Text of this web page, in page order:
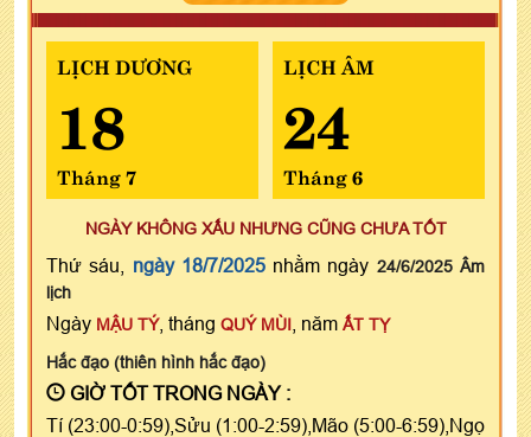
LỊCH DƯƠNG
18
Tháng 7
LỊCH ÂM
24
Tháng 6
NGÀY KHÔNG XẤU NHƯNG CŨNG CHƯA TỐT
Thứ sáu, ngày 18/7/2025nhằm ngày 24/6/2025 Âm
lịch
Ngày MẬU TÝ, tháng QUÝ MÙI , năm ẤT TỴ
Hắc đạo (thiên hình hắc đạo)
GIỜ TỐT TRONG NGÀY :
Tí (23:00-0:59),Sửu (1:00-2:59),Mão (5:00-6:59),Ngọ